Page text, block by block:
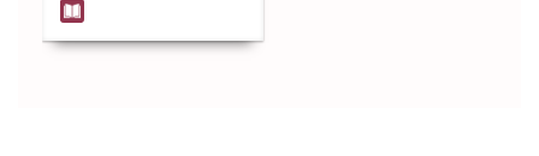
Phượng